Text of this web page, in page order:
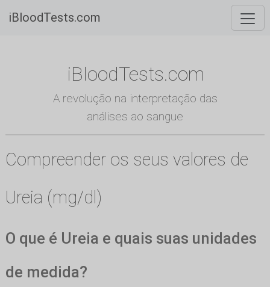
iBloodTests.com
iBloodTests.com
A revolução na interpretação das
análises ao sangue
Compreender os seus valores de
Ureia (mg/dl)
O que é Ureia e quais suas unidades
de medida?